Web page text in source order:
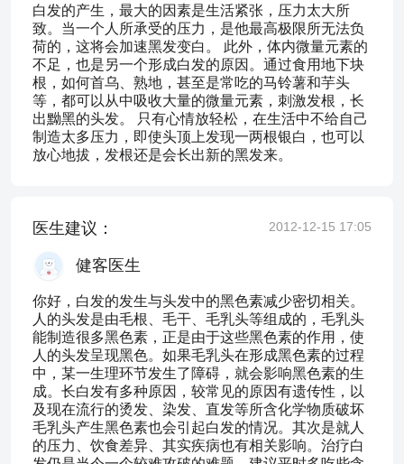
白发的产生，最大的因素是生活紧张，压力太大所
致。当一个人所承受的压力，是他最高极限所无法负
荷的，这将会加速黑发变白。 此外，体内微量元素的
不足，也是另一个形成白发的原因。通过食用地下块
根，如何首乌、熟地，甚至是常吃的马铃薯和芋头
等，都可以从中吸收大量的微量元素，刺激发根，长
出黝黑的头发。 只有心情放轻松，在生活中不给自己
制造太多压力，即使头顶上发现一两根银白，也可以
放心地拔，发根还是会长出新的黑发来。
医生建议： 2012-12-15 17:05
健客医生
你好，白发的发生与头发中的黑色素减少密切相关。
人的头发是由毛根、毛干、毛乳头等组成的，毛乳头
能制造很多黑色素，正是由于这些黑色素的作用，使
人的头发呈现黑色。如果毛乳头在形成黑色素的过程
中，某一生理环节发生了障碍，就会影响黑色素的生
成。长白发有多种原因，较常见的原因有遗传性，以
及现在流行的烫发、染发、直发等所含化学物质破坏
毛乳头产生黑色素也会引起白发的情况。其次是就人
的压力、饮食差异、其实疾病也有相关影响。治疗白